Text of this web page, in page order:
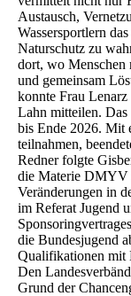
Austausch,
Wassersportlern
Naturschutz zu
dort, wo Menschen
und gemeinsam
konnte Frau
Lahn mitteilen.
bis Ende 2026. Mit
teilnahmen,
Redner folgte
die Materie DMYV
Veränderungen in
im Referat Jugend
die Bundesjugend
Qualifikationen mit
Den
Grund der